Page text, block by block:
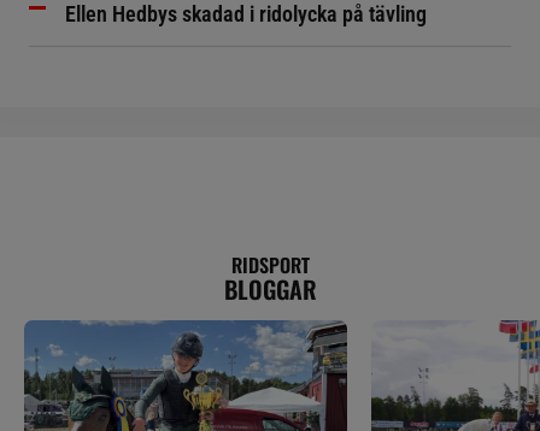
Ellen Hedbys skadad i ridolycka på tävling
RIDSPORT
BLOGGAR